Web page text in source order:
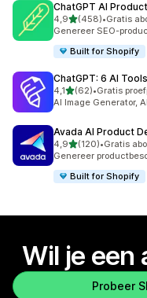
ChatGPT AI
4,9van 5 sterren
(458)
458 recensies in
•Gratis
Genereer SEO-
Built for Shopify
ChatGPT: 6 AI Tools
4,1van 5 sterren
(62)
62 recensies in totaal
•Gratis
AI Image Generator,
Avada AI Product
4,9van 5 sterren
(120)
120 recensies in
•Gratis
Genereer
Built for Shopify
Wil je een
Probeer